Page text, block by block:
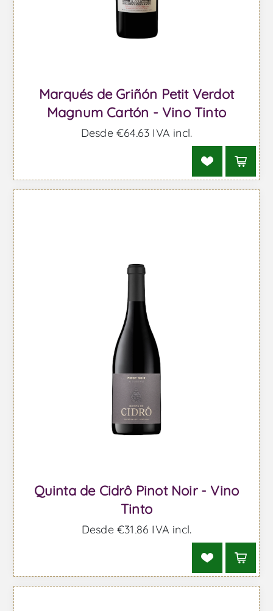
Marqués de Griñón Petit Verdot
Magnum Cartón - Vino Tinto
Desde €64,63 IVA incl.
Quinta de Cidrô Pinot Noir - Vino
Tinto
Desde €31,86 IVA incl.